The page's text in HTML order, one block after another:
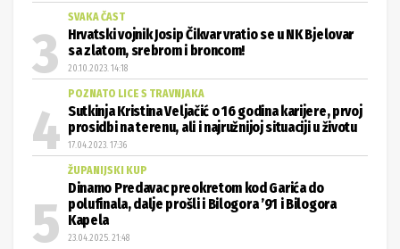
SVAKA ČAST
Hrvatski vojnik Josip Čikvar vratio se u NK Bjelovar
sa zlatom, srebrom i broncom!
20.10.2023. 14:18
POZNATO LICE S TRAVNJAKA
Sutkinja Kristina Veljačić o 16 godina karijere, prvoj
prosidbi na terenu, ali i najružnijoj situaciji u životu
17.04.2023. 17:36
ŽUPANIJSKI KUP
Dinamo Predavac preokretom kod Garića do
polufinala, dalje prošli i Bilogora ’91 i Bilogora
Kapela
23.04.2025. 21:48